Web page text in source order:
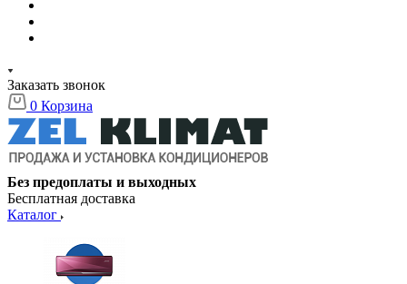
Заказать звонок
0 Корзина
Без предоплаты и выходных
Бесплатная доставка
Каталог